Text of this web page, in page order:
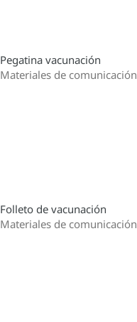
Pegatina vacunación
Materiales de comunicación
Folleto de vacunación
Materiales de comunicación